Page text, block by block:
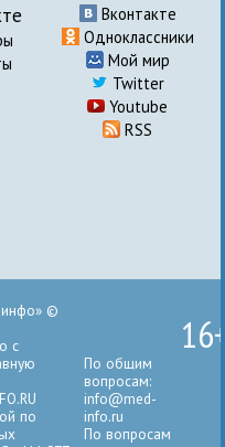
Вконтакте
Одноклассники
Мой мир
Twitter
Youtube
RSS
©
с
по
По общим
вопросам:
info@med-
info.ru
По вопросам